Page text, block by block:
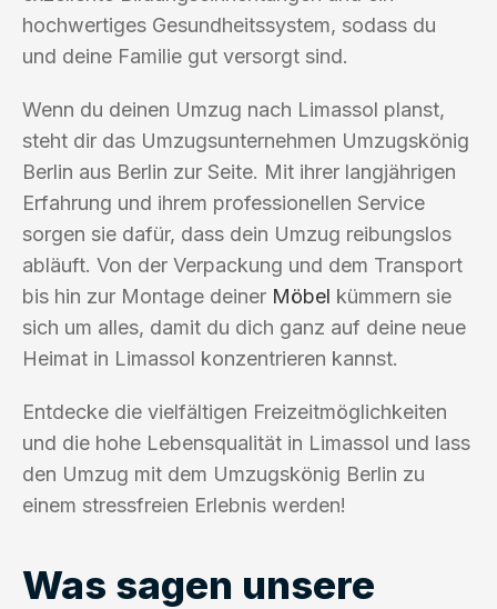
hochwertiges Gesundheitssystem, sodass du
und deine Familie gut versorgt sind.
Wenn du deinen Umzug nach Limassol planst,
steht dir das Umzugsunternehmen Umzugskönig
Berlin aus Berlin zur Seite. Mit ihrer langjährigen
Erfahrung und ihrem professionellen Service
sorgen sie dafür, dass dein Umzug reibungslos
abläuft. Von der Verpackung und dem Transport
bis hin zur Montage deiner Möbel kümmern sie
sich um alles, damit du dich ganz auf deine neue
Heimat in Limassol konzentrieren kannst.
Entdecke die vielfältigen Freizeitmöglichkeiten
und die hohe Lebensqualität in Limassol und lass
den Umzug mit dem Umzugskönig Berlin zu
einem stressfreien Erlebnis werden!
Was sagen unsere